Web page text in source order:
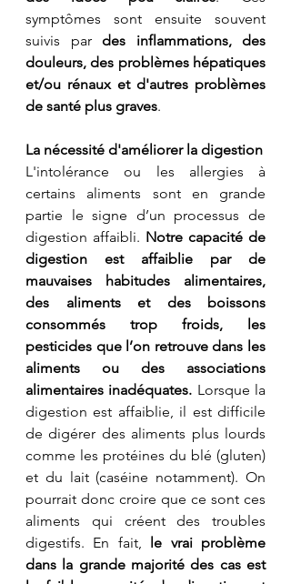
symptômes sont ensuite souvent
suivis par des inflammations, des
douleurs, des problèmes hépatiques
et/ou rénaux et d'autres problèmes
de santé plus graves.
La nécessité d'améliorer la digestion
L'intolérance ou les allergies à
certains aliments sont en grande
partie le signe d’un processus de
digestion affaibli. Notre capacité de
digestion est affaiblie par de
mauvaises habitudes alimentaires,
des aliments et des boissons
consommés trop froids, les
pesticides que l’on retrouve dans les
aliments ou des associations
alimentaires inadéquates. Lorsque la
digestion est affaiblie, il est difficile
de digérer des aliments plus lourds
comme les protéines du blé (gluten)
et du lait (caséine notamment). On
pourrait donc croire que ce sont ces
aliments qui créent des troubles
digestifs. En fait,
le vrai problème
dans la grande majorité des cas est